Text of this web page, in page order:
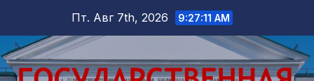
содержимому
Пт. Авг 7th, 2026 9:27:12 AM